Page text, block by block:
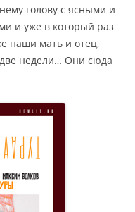
голову с ясными и
и уже в который раз
наши мать и отец,
недели… Они сюда